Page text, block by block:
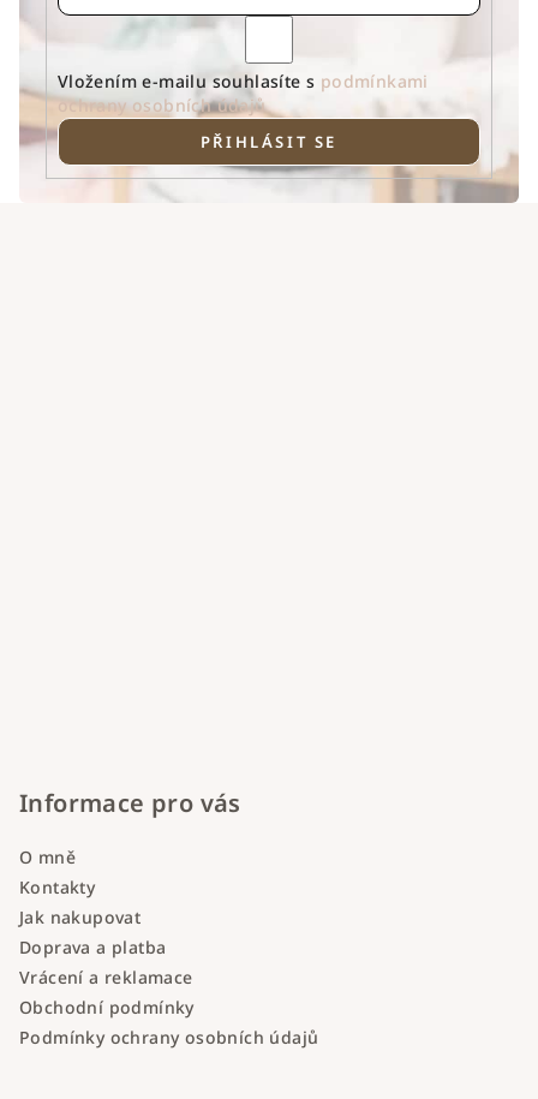
Vložením e-mailu souhlasíte s podmínkami
ochrany osobních údajů
PŘIHLÁSIT SE
Informace pro vás
O mně
Kontakty
Jak nakupovat
Doprava a platba
Vrácení a reklamace
Obchodní podmínky
Podmínky ochrany osobních údajů